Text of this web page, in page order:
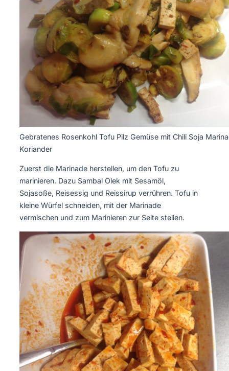
Gebratenes Rosenkohl Tofu Pilz Gemüse mit Chili Soja
Koriander
Zuerst die Marinade herstellen, um den Tofu zu
marinieren. Dazu Sambal Olek mit Sesamöl,
Sojasoße, Reisessig und Reissirup verrühren. Tofu in
kleine Würfel schneiden, mit der Marinade
vermischen und zum Marinieren zur Seite stellen.